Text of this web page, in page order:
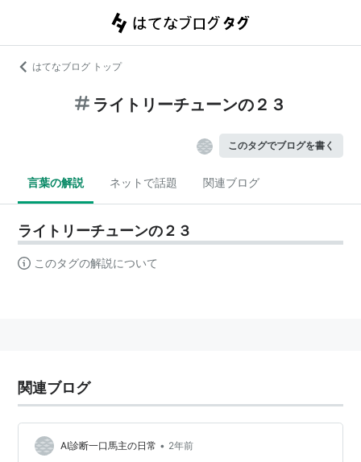
はてなブログ トップ
ライトリーチューンの２３
このタグでブログを書く
言葉の解説 ネットで話題 関連ブログ
ライトリーチューンの２３
このタグの解説について
関連ブログ
AI診断一口馬主の日常 • 2年前